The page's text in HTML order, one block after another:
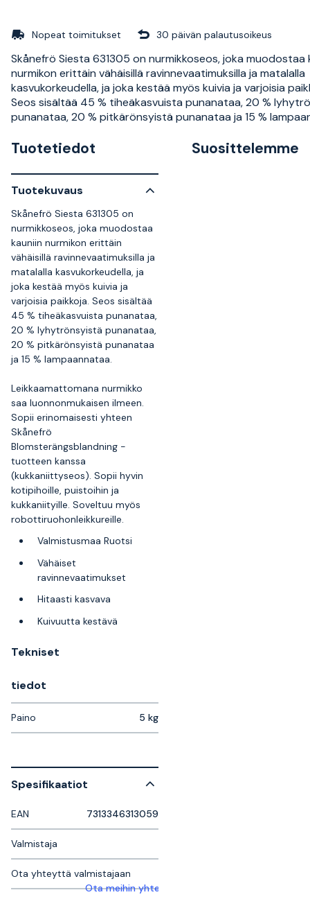
Nopeat toimitukset 30 päivän palautusoikeus
Skånefrö Siesta 631305 on nurmikkoseos, joka muodostaa
nurmikon erittäin vähäisillä ravinnevaatimuksilla ja matalalla
kasvukorkeudella, ja joka kestää myös kuivia ja varjoisia
Seos sisältää 45 % tiheäkasvuista punanataa, 20 %
punanataa, 20 % pitkärönsyistä punanataa ja 15 %
Tuotetiedot
Tuotekuvaus
Skånefrö Siesta 631305 on
nurmikkoseos, joka muodostaa
kauniin nurmikon erittäin
vähäisillä ravinnevaatimuksilla ja
matalalla kasvukorkeudella, ja
joka kestää myös kuivia ja
varjoisia paikkoja. Seos sisältää
45 % tiheäkasvuista punanataa,
20 % lyhytrönsyistä punanataa,
20 % pitkärönsyistä punanataa
ja 15 % lampaannataa.
Leikkaamattomana nurmikko
saa luonnonmukaisen ilmeen.
Sopii erinomaisesti yhteen
Skånefrö
Blomsterängsblandning -
tuotteen kanssa
(kukkaniittyseos). Sopii hyvin
kotipihoille, puistoihin ja
kukkaniityille. Soveltuu myös
robottiruohonleikkureille.
Valmistusmaa Ruotsi
Vähäiset
ravinnevaatimukset
Hitaasti kasvava
Kuivuutta kestävä
Tekniset
tiedot
Paino 5 kg
Spesifikaatiot
EAN 7313346313059
Valmistaja
Ota yhteyttä valmistajaan
Ota meihin yhteyttä saadaksesi lisätietoja
Suosittelemme